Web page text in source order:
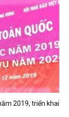
2019, triển khai